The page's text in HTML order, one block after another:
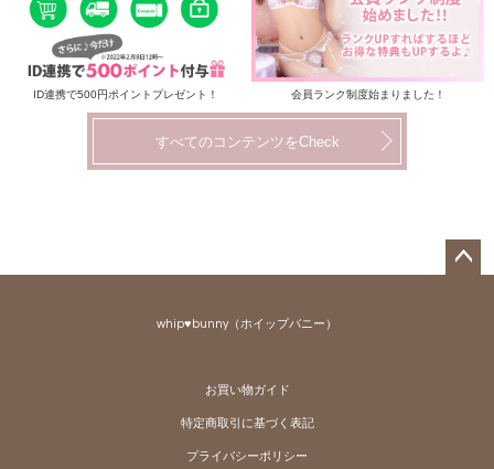
ID連携で500円ポイントプレゼント！ 会員ランク制度始まりました！
すべてのコンテンツをCheck
whip♥bunny（ホイップバニー）
お買い物ガイド
特定商取引に基づく表記
プライバシーポリシー